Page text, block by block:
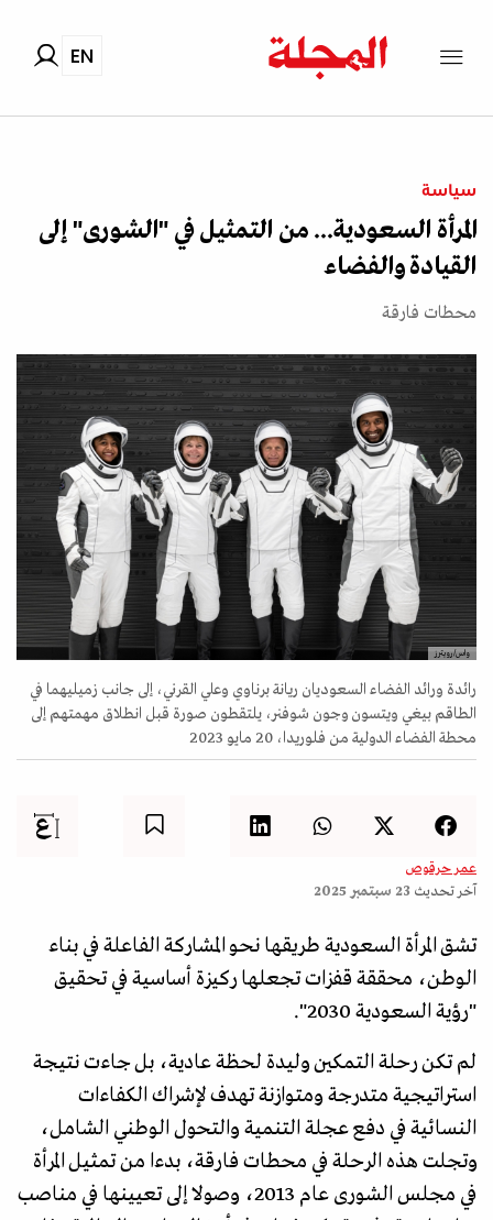
EN
سياسة
المرأة السعودية... من التمثيل في "الشورى" إلى
القيادة والفضاء
محطات فارقة
واس/رويترز
رائدة ورائد الفضاء السعوديان ريانة برناوي وعلي القرني، إلى جانب زميليهما في
الطاقم بيغي ويتسون وجون شوفنر، يلتقطون صورة قبل انطلاق مهمتهم إلى
محطة الفضاء الدولية من فلوريدا، 20 مايو 2023
عمر حرقوص
آخر تحديث 23 سبتمبر 2025
تشق المرأة السعودية طريقها نحو المشاركة الفاعلة في بناء
الوطن، محققة قفزات تجعلها ركيزة أساسية في تحقيق
"رؤية السعودية 2030".
لم تكن رحلة التمكين وليدة لحظة عادية، بل جاءت نتيجة
استراتيجية متدرجة ومتوازنة تهدف لإشراك الكفاءات
النسائية في دفع عجلة التنمية والتحول الوطني الشامل،
وتجلت هذه الرحلة في محطات فارقة، بدءا من تمثيل المرأة
في مجلس الشورى عام 2013، وصولا إلى تعيينها في مناصب